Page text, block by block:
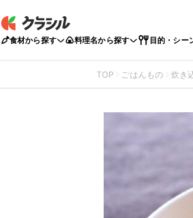
食材から探す 料理名から探す 目的・シー
TOP ごはんもの 炊き